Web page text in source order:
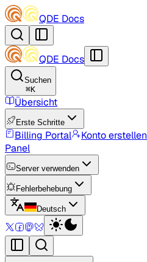
QDE Docs
QDE Docs
Suchen
⌘K
Übersicht
Erste Schritte
Billing Portal Konto erstellen
Panel
Server verwenden
Fehlerbehebung
Deutsch